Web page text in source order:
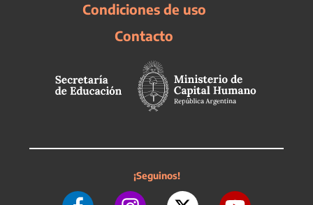
Condiciones de uso
Contacto
¡Seguinos!